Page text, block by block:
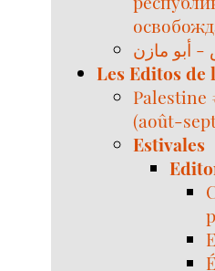
أبو مازن
Les Editos de
Palestine
(août-
Estivales